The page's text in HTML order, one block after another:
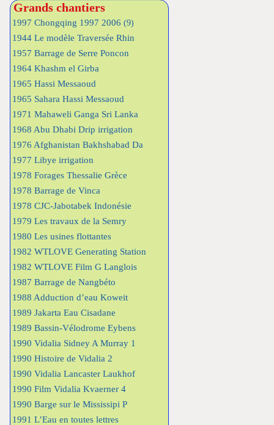
Grands chantiers
1997 Chongqing 1997 2006 (9)
1944 Le modèle Traversée Rhin
1957 Barrage de Serre Poncon
1964 Khashm el Girba
1965 Hassi Messaoud
1965 Sahara Hassi Messaoud
1971 Mahaweli Ganga Sri Lanka
1968 Abu Dhabi Drip irrigation
1976 Afghanistan Bakhshabad Da
1977 Libye irrigation
1978 Forages Thessalie Grèce
1978 Barrage de Vinca
1978 CJC-Jabotabek Indonésie
1979 Les travaux de la Semry
1980 Les usines flottantes
1982 WTLOVE Generating Station
1982 WTLOVE Film G Langlois
1987 Barrage de Nangbéto
1988 Adduction d’eau Koweit
1989 Jakarta Eau Cisadane
1989 Bassin-Vélodrome Eybens
1990 Vidalia Sidney A Murray 1
1990 Histoire de Vidalia 2
1990 Vidalia Lancaster Laukhof
1990 Film Vidalia Kvaerner 4
1990 Barge sur le Mississipi P
1991 L’Eau en toutes lettres